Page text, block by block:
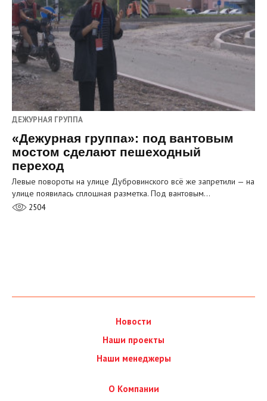
ДЕЖУРНАЯ ГРУППА
«Дежурная группа»: под вантовым
мостом сделают пешеходный
переход
Левые повороты на улице Дубровинского всё же запретили — на
улице появилась сплошная разметка. Под вантовым…
2504
Новости
Наши проекты
Наши менеджеры
О Компании